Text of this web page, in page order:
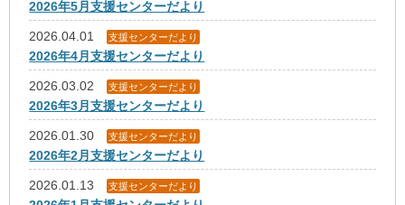
2026年5月支援センターだより
2026.04.01 支援センターだより
2026年4月支援センターだより
2026.03.02 支援センターだより
2026年3月支援センターだより
2026.01.30 支援センターだより
2026年2月支援センターだより
2026.01.13 支援センターだより